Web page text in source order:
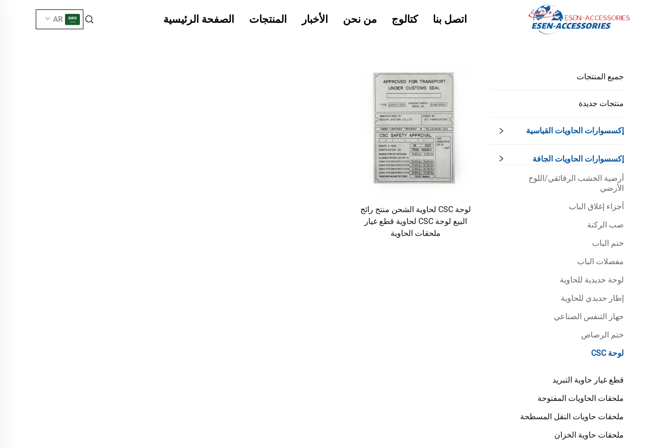
الصفحة الرئيسية المنتجات الأخبار من نحن كتالوج اتصل بنا AR
جميع المنتجات
منتجات جديدة
إكسسوارات الحاويات القياسية
إكسسوارات الحاويات الجافة
أرضية الخشب الرقائقي/اللوح
الأرضي
أجزاء إغلاق الباب
صب الركنة
ختم الباب
مفصلات الباب
لوحة حديدية للحاوية
إطار حديدي للحاوية
جهاز التنفس الصناعي
ختم الرصاص
لوحة CSC
قطع غيار حاوية التبريد
ملحقات الحاويات المفتوحة
ملحقات حاويات النقل المسطحة
ملحقات حاوية الخزان
لوحة CSC لحاوية الشحن منتج رائج
البيع لوحة CSC لحاوية قطع غيار
ملحقات الحاوية